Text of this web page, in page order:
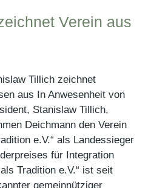
Verein aus
Tillich zeichnet
aus In Anwesenheit von
Stanislaw Tillich,
Deichmann den Verein
e.V.“ als Landessieger
für Integration
Tradition e.V.“ ist seit
gemeinnütziger